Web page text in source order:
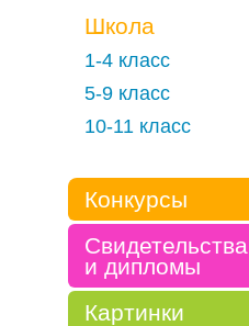
Школа
1-4 класс
5-9 класс
10-11 класс
Конкурсы
Свидетельства
и дипломы
Картинки